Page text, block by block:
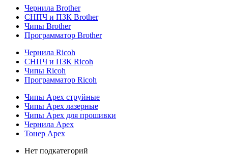
Чернила Brother
СНПЧ и ПЗК Brother
Чипы Brother
Программатор Brother
Чернила Ricoh
СНПЧ и ПЗК Ricoh
Чипы Ricoh
Программатор Ricoh
Чипы Apex струйные
Чипы Apex лазерные
Чипы Apex для прошивки
Чернила Apex
Тонер Apex
Нет подкатегорий